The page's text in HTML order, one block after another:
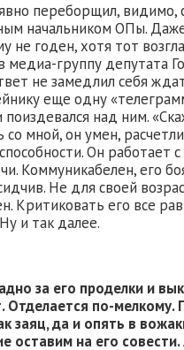
переборщил, видимо,
начальником ОПы.
годен, хотя тот
медиа-группу депутата
не замедлил себя
еще одну
поиздевался над ним.
со мной, он умен,
Он работает
Коммуникабелен, его
Не для своей
Критиковать его все
и так далее.
за его проделки и
Отделается по-мелкому.
заяц, да и опять в
оставим на его совести.